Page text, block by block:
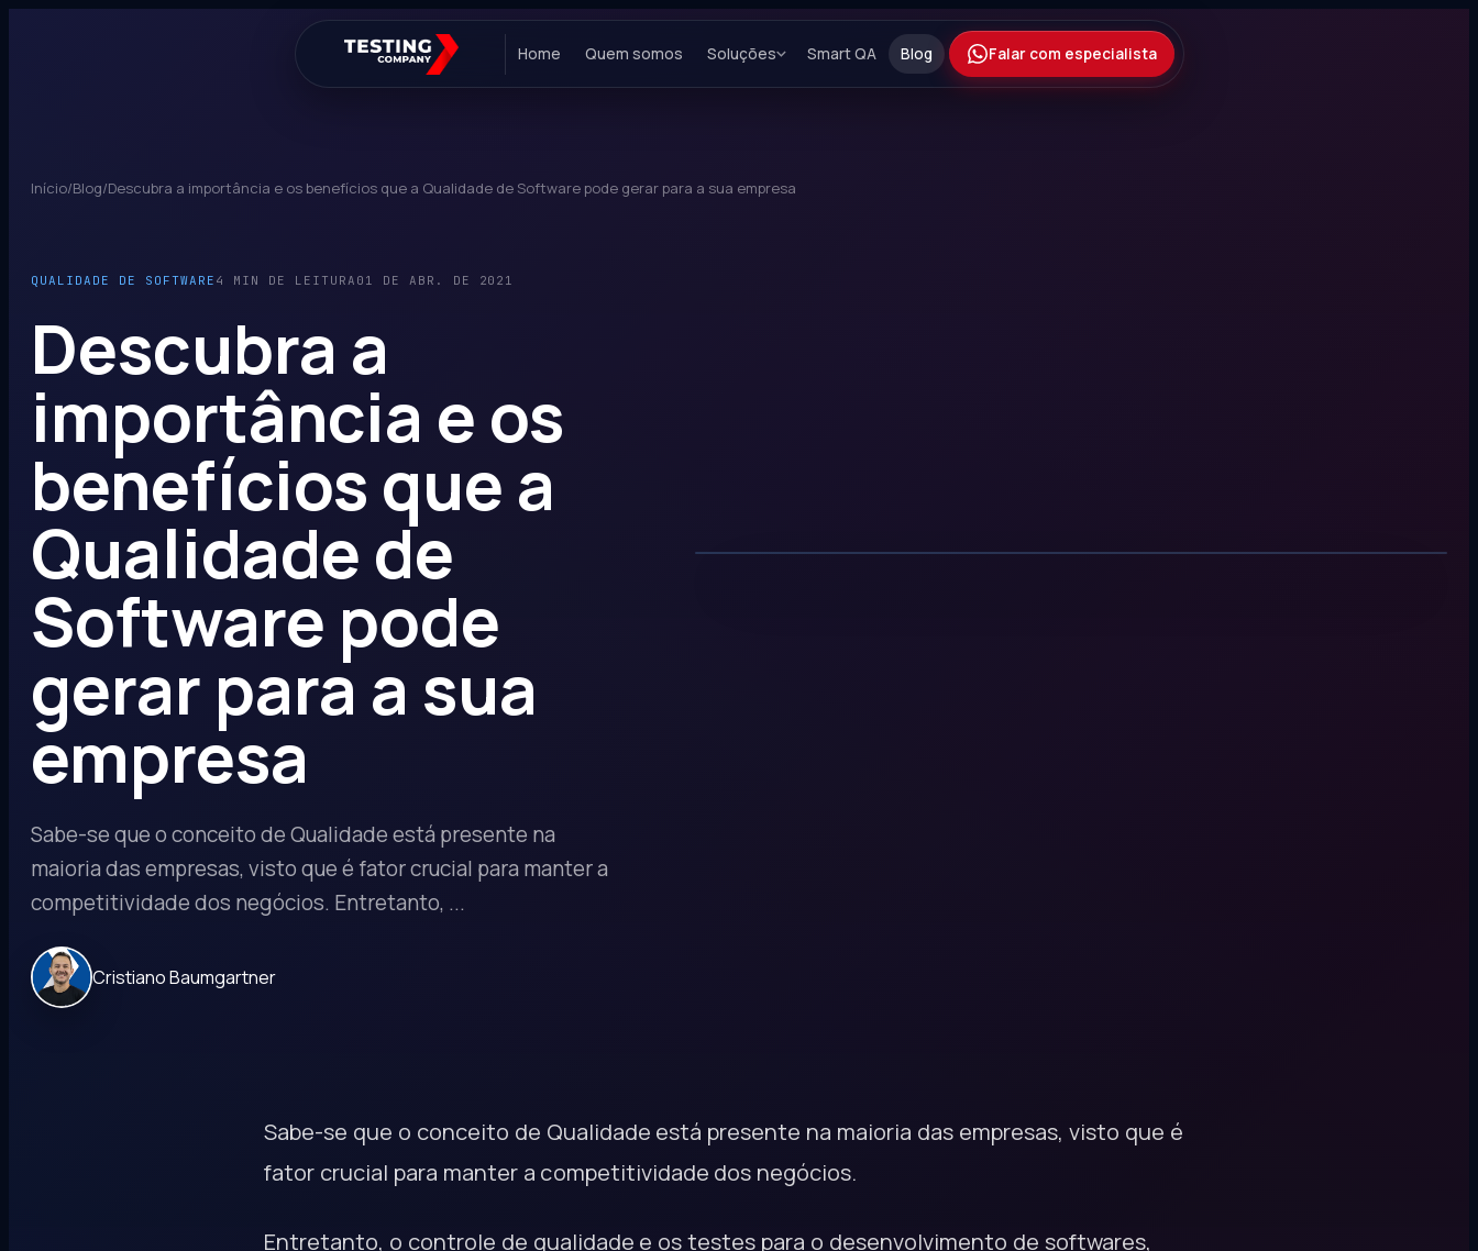
Home Quem somos Soluções Smart QA Blog Falar com especialista
Início/Blog/Descubra a importância e os benefícios que a Qualidade de Software pode gerar para a sua empresa
QUALIDADE DE SOFTWARE 4 MIN DE LEITURA 01 DE ABR. DE 2021
Descubra a
importância e os
benefícios que a
Qualidade de
Software pode
gerar para a sua
empresa
Sabe-se que o conceito de Qualidade está presente na
maioria das empresas, visto que é fator crucial para manter a
competitividade dos negócios. Entretanto, ...
Cristiano Baumgartner
Sabe-se que o conceito de Qualidade está presente na maioria das empresas, visto que é
fator crucial para manter a competitividade dos negócios.
Entretanto, o controle de qualidade e os testes para o desenvolvimento de softwares,